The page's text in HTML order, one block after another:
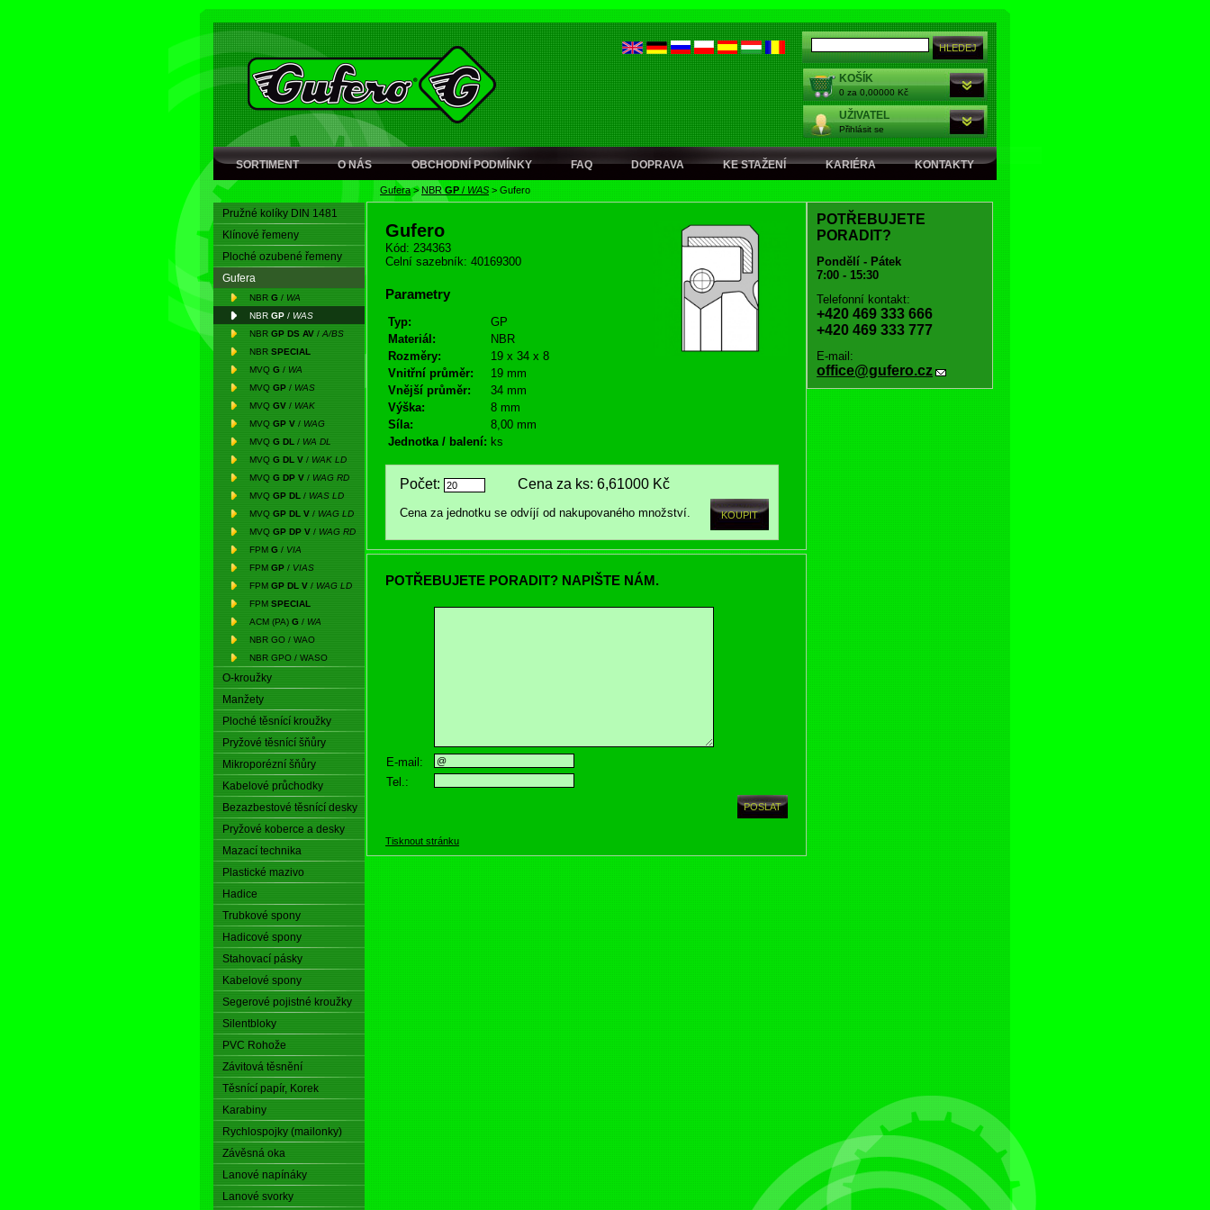
KOŠÍK
0 za 0,00000 Kč
UŽIVATEL
Přihlásit se
SORTIMENT O NÁS OBCHODNÍ PODMÍNKY FAQ DOPRAVA KE STAŽENÍ KARIÉRA KONTAKTY
Gufera> NBRGP / WAS > Gufero
Pružné kolíky DIN 1481
Klínové řemeny
Ploché ozubené řemeny
Gufera
NBR G / WA
NBR GP / WAS
NBR GP DS AV / A/BS
NBR SPECIAL
MVQ G / WA
MVQ GP / WAS
MVQ GV / WAK
MVQ GP V / WAG
MVQ G DL / WA DL
MVQ G DL V / WAK LD
MVQ G DP V / WAG RD
MVQ GP DL / WAS LD
MVQ GP DL V / WAG LD
MVQ GP DP V / WAG RD
FPM G / VIA
FPM GP / VIAS
FPM GP DL V / WAG LD
FPM SPECIAL
ACM (PA) G / WA
NBR GO / WAO
NBR GPO / WASO
O-kroužky
Manžety
Ploché těsnící kroužky
Pryžové těsnící šňůry
Mikroporézní šňůry
Kabelové průchodky
Bezazbestové těsnící desky
Pryžové koberce a desky
Mazací technika
Plastické mazivo
Hadice
Trubkové spony
Hadicové spony
Stahovací pásky
Kabelové spony
Segerové pojistné kroužky
Silentbloky
PVC Rohože
Závitová těsnění
Těsnící papír, Korek
Karabiny
Rychlospojky (mailonky)
Závěsná oka
Lanové napínáky
Lanové svorky
Gufero
Kód: 234363
Celní sazebník: 40169300
Parametry
Typ:
GP
Materiál:
NBR
Rozměry:
19 x 34 x 8
Vnitřní průměr:
19 mm
Vnější průměr:
34 mm
Výška:
8 mm
Síla:
8,00 mm
Jednotka / balení: ks
Počet: Cena za ks: 6,61000 Kč
Cena za jednotku se odvíjí od nakupovaného množství.
POTŘEBUJETE PORADIT? NAPIŠTE NÁM.
E-mail:
Tel.:
Tisknout stránku
POTŘEBUJETE
PORADIT?
Pondělí - Pátek
7:00 - 15:30
Telefonní kontakt:
+420 469 333 666
+420 469 333 777
E-mail:
office@gufero.cz